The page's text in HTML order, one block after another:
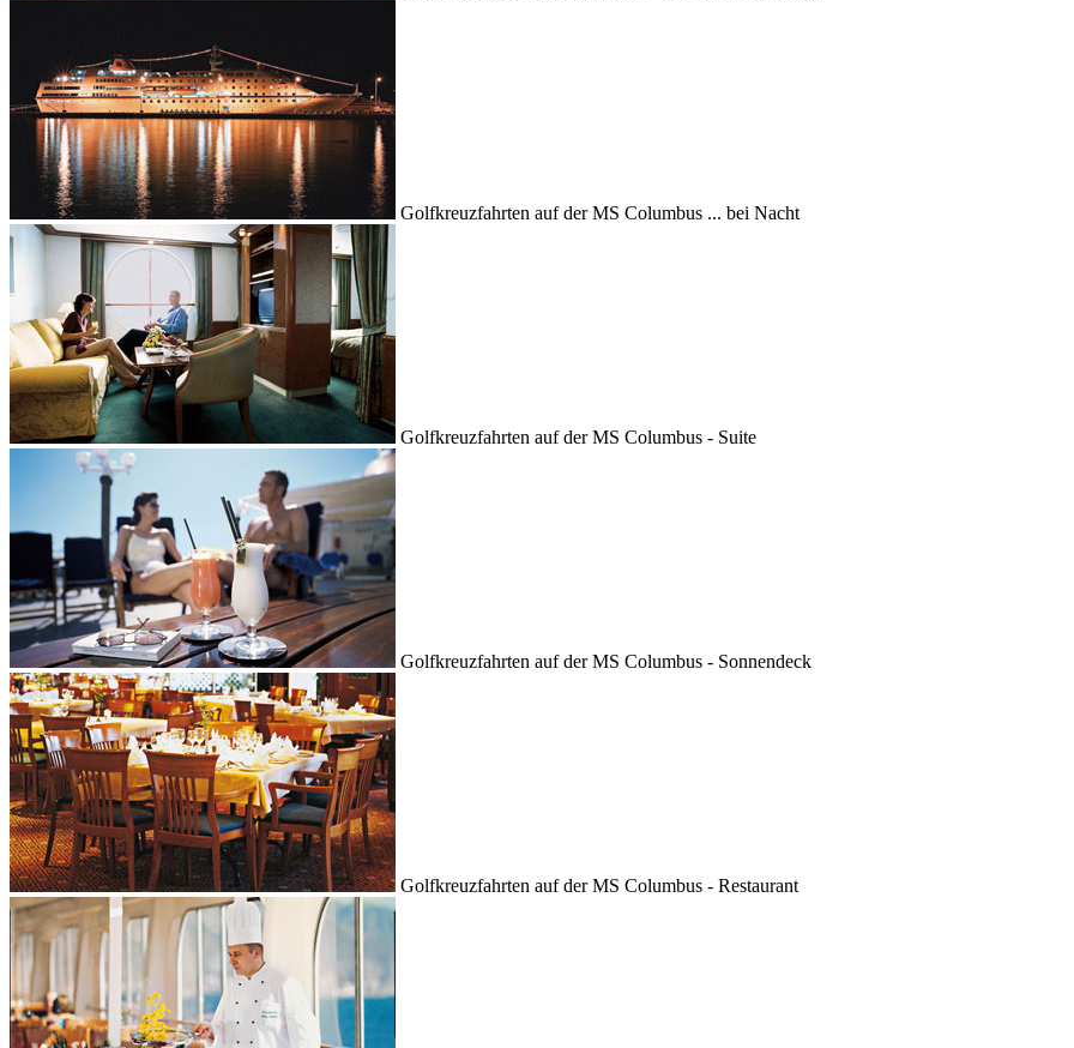
Golfkreuzfahrten auf der MS Columbus ... bei Nacht
Golfkreuzfahrten auf der MS Columbus - Suite
Golfkreuzfahrten auf der MS Columbus - Sonnendeck
Golfkreuzfahrten auf der MS Columbus - Restaurant